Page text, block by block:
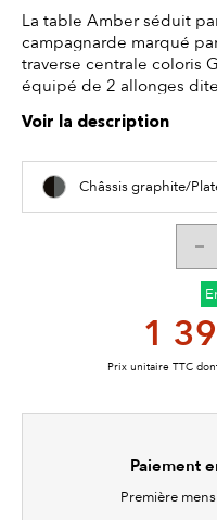
La table Amber séduit
campagnarde marqué
traverse centrale coloris
équipé de 2 allonges
Voir la description
Châssis graphite/
1
Prix unitaire TTC
Paiement
Première